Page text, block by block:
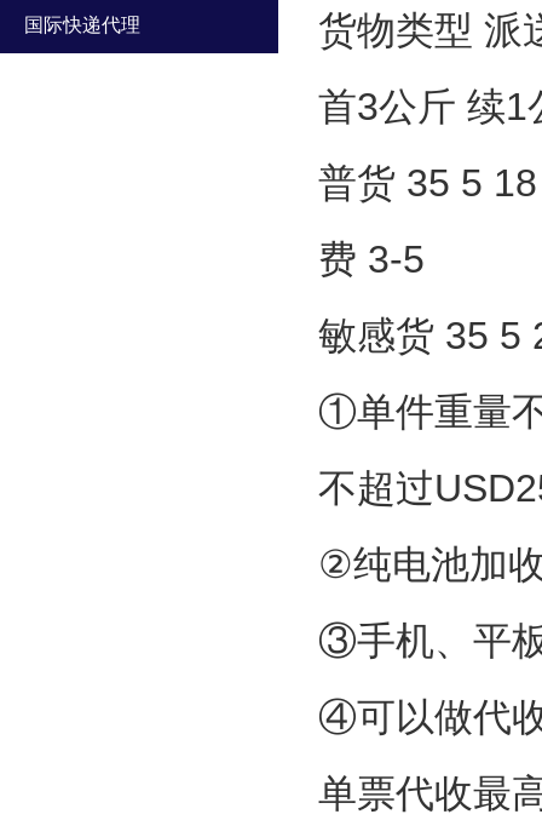
国际快递代理
货物类型 派
首3公斤 续1
普货 35 5
费 3-5
敏感货 35 5
①单件重量
不超过
②纯电池加
③手机、平
④可以做代
单票代收最